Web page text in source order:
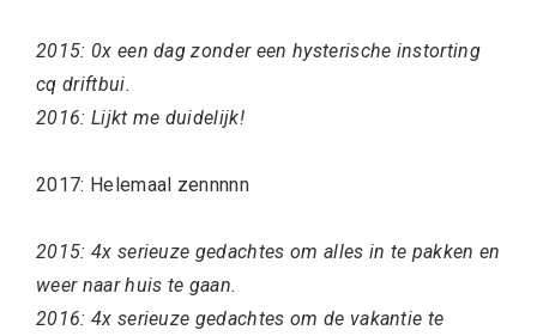
2015: 0x een dag zonder een hysterische instorting
cq driftbui.
2016: Lijkt me duidelijk!
2017: Helemaal zennnnn
2015: 4x serieuze gedachtes om alles in te pakken en
weer naar huis te gaan.
2016: 4x serieuze gedachtes om de vakantie te